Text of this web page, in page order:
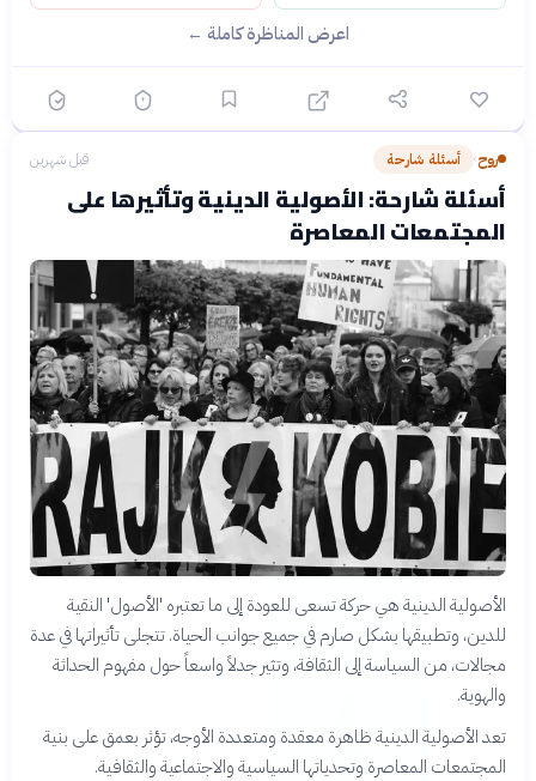
اعرض المناظرة كاملة ←
روح› أسئلة شارحة قبل شهرين
أسئلة شارحة: الأصولية الدينية وتأثيرها على
المجتمعات المعاصرة
الأصولية الدينية هي حركة تسعى للعودة إلى ما تعتبره 'الأصول' النقية
للدين، وتطبيقها بشكل صارم في جميع جوانب الحياة. تتجلى تأثيراتها في عدة
مجالات، من السياسة إلى الثقافة، وتثير جدلاً واسعاً حول مفهوم الحداثة
والهوية.
تعد الأصولية الدينية ظاهرة معقدة ومتعددة الأوجه، تؤثر بعمق على بنية
المجتمعات المعاصرة وتحدياتها السياسية والاجتماعية والثقافية.